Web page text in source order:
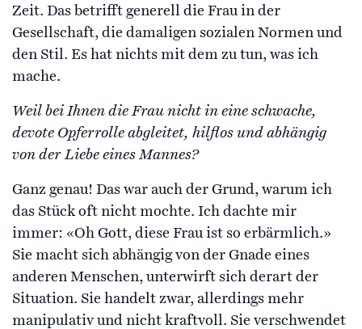
Zeit. Das betrifft generell die Frau in der
Gesellschaft, die damaligen sozialen Normen und
den Stil. Es hat nichts mit dem zu tun, was ich
mache.
Weil bei Ihnen die Frau nicht in eine schwache,
devote Opferrolle abgleitet, hilflos und abhängig
von der Liebe eines Mannes?
Ganz genau! Das war auch der Grund, warum ich
das Stück oft nicht mochte. Ich dachte mir
immer: «Oh Gott, diese Frau ist so erbärmlich.»
Sie macht sich abhängig von der Gnade eines
anderen Menschen, unterwirft sich derart der
Situation. Sie handelt zwar, allerdings mehr
manipulativ und nicht kraftvoll. Sie verschwendet